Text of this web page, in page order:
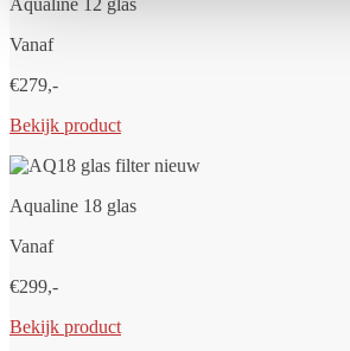
Aqualine 12 glas
Vanaf
€279,-
Bekijk product
Aqualine 18 glas
Vanaf
€299,-
Bekijk product